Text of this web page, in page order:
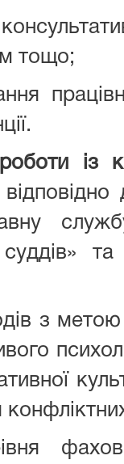
тощо;
із
з